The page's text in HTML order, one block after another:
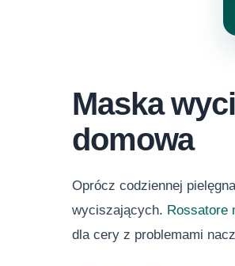
Maska
domowa
Oprócz codziennej
wyciszających. Rossatore
dla cery z problemami